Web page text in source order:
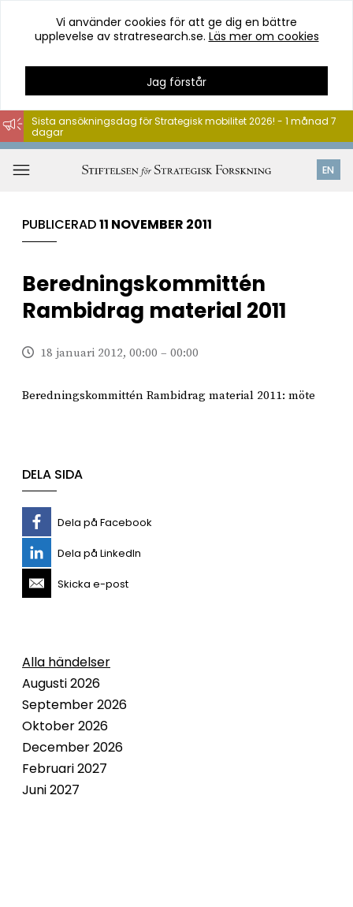
Hoppa
till
innehåll
Vi använder cookies för att ge dig en bättre
upplevelse av stratresearch.se. Läs mer om cookies
Jag förstår
EN
Sista ansökningsdag för Strategisk mobilitet 2026! - 1 månad 7
dagar
PUBLICERAD11 NOVEMBER 2011
Beredningskommittén
Rambidrag material 2011
18 januari 2012, 00:00 – 00:00
Beredningskommittén Rambidrag material 2011: möte
DELA SIDA
Dela på Facebook
Dela på LinkedIn
Skicka e-post
Alla händelser
Augusti 2026
September 2026
Oktober 2026
December 2026
Februari 2027
Juni 2027